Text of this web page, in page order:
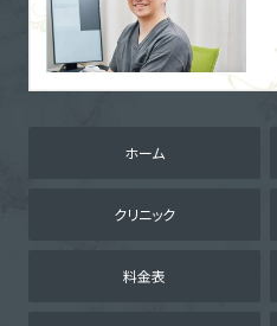
ホーム
クリニック
料金表